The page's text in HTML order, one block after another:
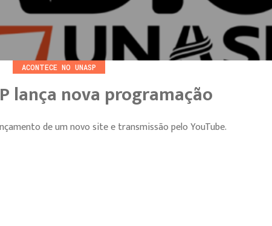
ACONTECE NO UNASP
lança nova programação
de um novo site e transmissão pelo YouTube.